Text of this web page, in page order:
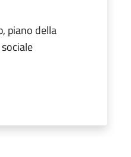
piano della